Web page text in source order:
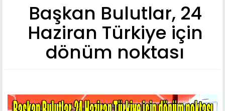
Başkan Bulutlar, 24
Haziran Türkiye için
dönüm noktası